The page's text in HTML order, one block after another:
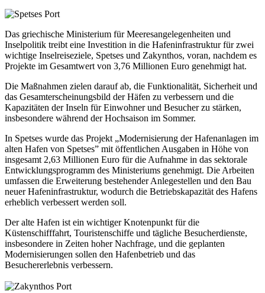
Das griechische Ministerium für Meeresangelegenheiten und
Inselpolitik treibt eine Investition in die Hafeninfrastruktur für zwei
wichtige Inselreiseziele, Spetses und Zakynthos, voran, nachdem es
Projekte im Gesamtwert von 3,76 Millionen Euro genehmigt hat.
Die Maßnahmen zielen darauf ab, die Funktionalität, Sicherheit und
das Gesamterscheinungsbild der Häfen zu verbessern und die
Kapazitäten der Inseln für Einwohner und Besucher zu stärken,
insbesondere während der Hochsaison im Sommer.
In Spetses wurde das Projekt „Modernisierung der Hafenanlagen im
alten Hafen von Spetses” mit öffentlichen Ausgaben in Höhe von
insgesamt 2,63 Millionen Euro für die Aufnahme in das sektorale
Entwicklungsprogramm des Ministeriums genehmigt. Die Arbeiten
umfassen die Erweiterung bestehender Anlegestellen und den Bau
neuer Hafeninfrastruktur, wodurch die Betriebskapazität des Hafens
erheblich verbessert werden soll.
Der alte Hafen ist ein wichtiger Knotenpunkt für die
Küstenschifffahrt, Touristenschiffe und tägliche Besucherdienste,
insbesondere in Zeiten hoher Nachfrage, und die geplanten
Modernisierungen sollen den Hafenbetrieb und das
Besuchererlebnis verbessern.